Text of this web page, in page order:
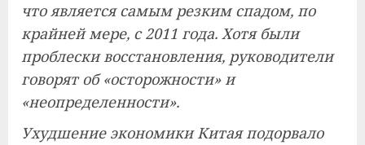
что является самым резким спадом, по
крайней мере, с 2011 года. Хотя были
проблески восстановления, руководители
говорят об «осторожности» и
«неопределенности».
Ухудшение экономики Китая подорвало